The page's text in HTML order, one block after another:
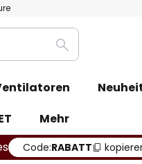
Suche
Mehr
Code:RABATT